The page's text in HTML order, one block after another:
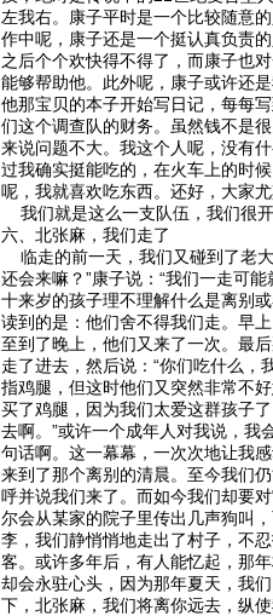
左我右。康子平时是一个比较随意
作中呢，康子还是一个挺认真负责
之后个个欢快得不得了，而康子也
能够帮助他。此外呢，康子或许还
他那宝贝的本子开始写日记，每每
们这个调查队的财务。虽然钱不是
来说问题不大。我这个人呢，没有
过我确实挺能吃的，在火车上的时
呢，我就喜欢吃东西。还好，大家
我们就是这么一支队伍，我们很
六、北张麻，我们走了
临走的前一天，我们又碰到了老
还会来嘛？”康子说：“我们一走可
十来岁的孩子理不理解什么是离别
读到的是：他们舍不得我们走。早
至到了晚上，他们又来了一次。最
走了进去，然后说：“你们吃什么，
指鸡腿，但这时他们又突然非常不
买了鸡腿，因为我们太爱这群孩子
去啊。”或许一个成年人对我说，我
句话啊。这一幕幕，一次次地让我
来到了那个离别的清晨。至今我们
呼并说我们来了。而如今我们却要
尔会从某家的院子里传出几声狗叫
李，我们静悄悄地走出了村子，不
客。或许多年后，有人能忆起，那
却会永驻心头，因为那年夏天，我
下，北张麻，我们将离你远去，纵